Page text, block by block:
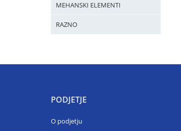
MEHANSKI ELEMENTI
RAZNO
PODJETJE
O podjetju